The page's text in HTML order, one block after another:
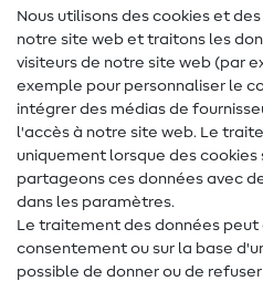
Lexique de couture
Tutos de couture
Aide & contact
Contact
Changement de propriétaire
FAQ
Nous utilisons des cookies et
notre site web et traitons les
visiteurs de notre site web (par
exemple pour personnaliser le
intégrer des médias de
l'accès à notre site web. Le
uniquement lorsque des cookies
partageons ces données avec
dans les paramètres.
Le traitement des données
consentement ou sur la base
possible de donner ou de